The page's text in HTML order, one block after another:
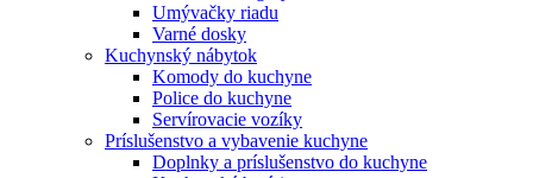
Umývačky riadu
Varné dosky
Kuchynský nábytok
Komody do kuchyne
Police do kuchyne
Servírovacie vozíky
Príslušenstvo a vybavenie kuchyne
Doplnky a príslušenstvo do kuchyne